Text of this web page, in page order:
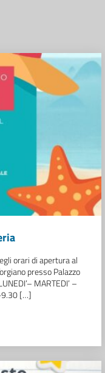
orari di apertura al
presso Palazzo
MARTEDI’ –
9.30 […]